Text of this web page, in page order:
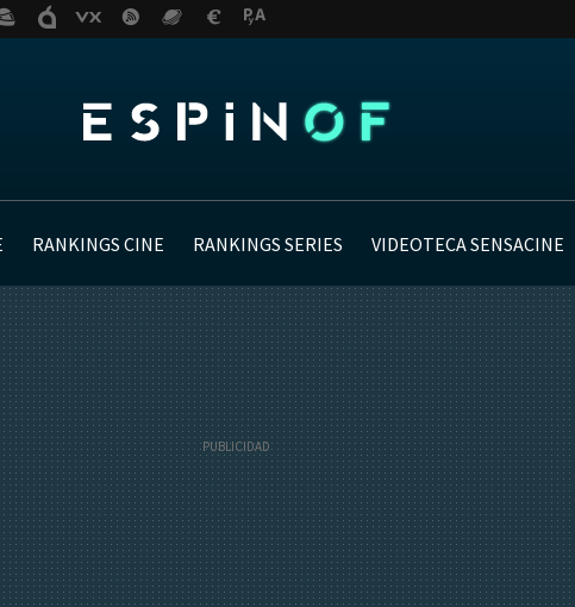
RANKINGS CINE RANKINGS SERIES VIDEOTECA SENSACINE